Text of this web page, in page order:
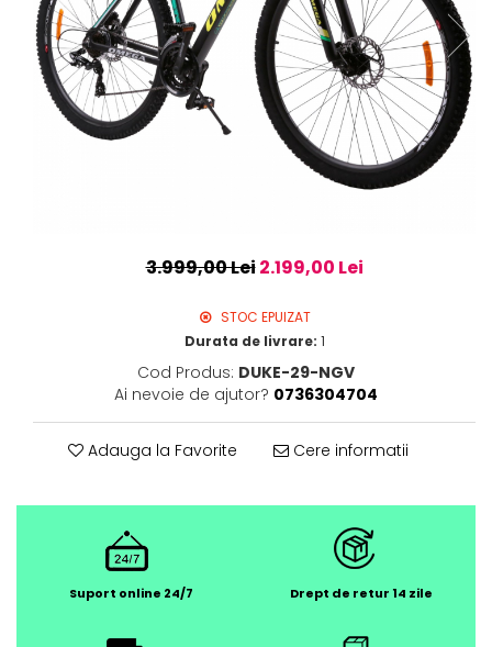
3.999,00 Lei2.199,00 Lei
STOC EPUIZAT
Durata de livrare: 1
Cod Produs: DUKE-29-NGV
Ai nevoie de ajutor? 0736304704
Adauga la Favorite Cere informatii
Suport online 24/7 Drept de retur 14 zile